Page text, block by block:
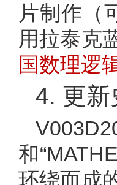
片制作
用拉泰克
国数理逻
4. 更新
和
环绕而成